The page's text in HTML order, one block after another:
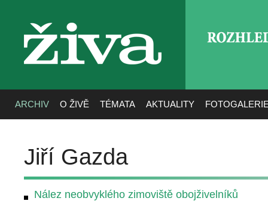
živa
ARCHIV O ŽIVĚ TÉMATA AKTUALITY
Jiří Gazda
Nález neobvyklého zimoviště obojživelníků